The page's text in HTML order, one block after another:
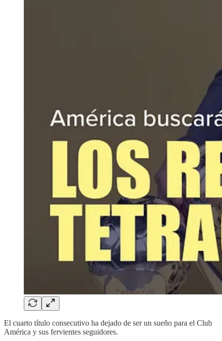
El cuarto título consecutivo ha dejado de ser un sueño para el Club
América y sus fervientes seguidores.